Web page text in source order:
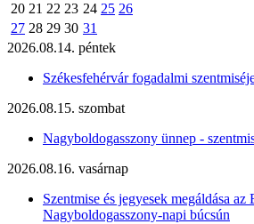
20 21 22 23 24 25 26
27 28 29 30 31
2026.08.14. péntek
Székesfehérvár fogadalmi
2026.08.15. szombat
Nagyboldogasszony ünnep -
2026.08.16. vasárnap
Szentmise és jegyesek megáldása az
Nagyboldogasszony-napi búcsún